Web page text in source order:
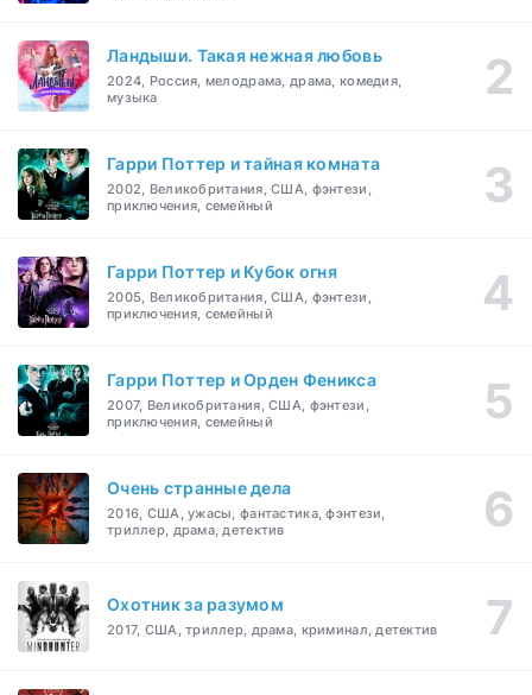
Ландыши. Такая нежная любовь
2024, Россия, мелодрама, драма, комедия,
музыка
Гарри Поттер и тайная комната
2002, Великобритания, США, фэнтези,
приключения, семейный
Гарри Поттер и Кубок огня
2005, Великобритания, США, фэнтези,
приключения, семейный
Гарри Поттер и Орден Феникса
2007, Великобритания, США, фэнтези,
приключения, семейный
Очень странные дела
2016, США, ужасы, фантастика, фэнтези,
триллер, драма, детектив
Охотник за разумом
2017, США, триллер, драма, криминал, детектив